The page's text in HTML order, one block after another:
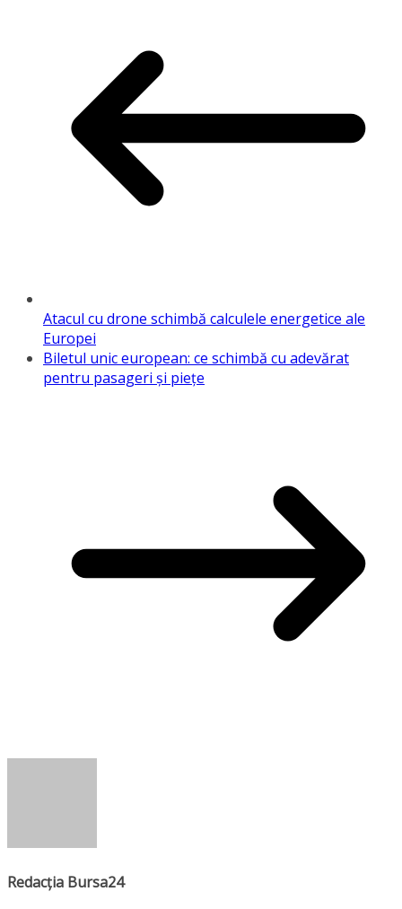
Atacul cu drone schimbă calculele energetice ale
Europei
Biletul unic european: ce schimbă cu adevărat
pentru pasageri și piețe
Redacția Bursa24